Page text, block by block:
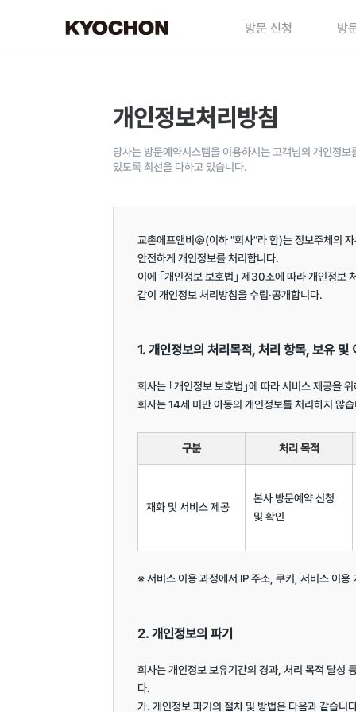
방문 신청 방
개인정보처리방침
당사는 방문예약시스템을 이용하시는 고객님의 개인정
있도록 최선을 다하고 있습니다.
교촌에프앤비㈜(이하 "회사"라 함)는 정보주체의
안전하게 개인정보를 처리합니다.
이에 ｢개인정보 보호법｣ 제30조에 따라 개인정보
같이 개인정보 처리방침을 수립·공개합니다.
1. 개인정보의 처리목적, 처리 항목, 보유 및
회사는 ｢개인정보 보호법｣에 따라 서비스 제공을
회사는 14세 미만 아동의 개인정보를 처리하지 않
구분 처리 목적
재화 및 서비스 제공
본사 방문예약 신청
및 확인
※ 서비스 이용 과정에서 IP 주소, 쿠키, 서비스 이
2. 개인정보의 파기
회사는 개인정보 보유기간의 경과, 처리 목적 달성
다.
가. 개인정보 파기의 절차 및 방법은 다음과 같습니